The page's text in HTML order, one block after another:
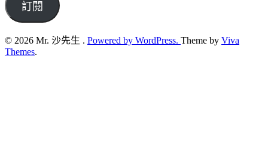
address訂閱
© 2026 Mr. 沙先生 . Powered by WordPress. Theme by Viva
Themes.